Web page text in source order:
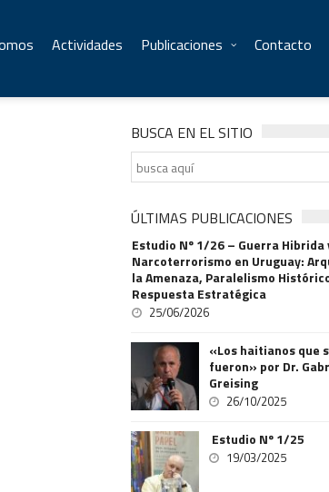
Actividades Publicaciones Contacto
BUSCA EN EL SITIO
ÚLTIMAS PUBLICACIONES
Estudio Nº 1/26 – Guerra Hibrida
Narcoterrorismo en Uruguay:
la Amenaza, Paralelismo
Respuesta Estratégica
25/06/2026
«Los haitianos que
fueron» por Dr.
Greising
26/10/2025
Estudio Nº 1/25
19/03/2025